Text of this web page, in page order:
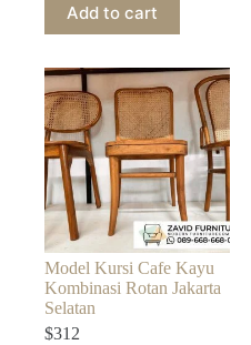
Add to cart
Model Kursi Cafe Kayu
Kombinasi Rotan Jakarta
Selatan
$312